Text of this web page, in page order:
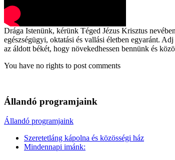
Drága Istenünk, kérünk Téged Jézus Krisztus
egészségügyi, oktatási és vallási életben egyaránt.
az áldott békét, hogy növekedhessen bennünk és
You have no rights to post comments
Állandó programjaink
Állandó programjaink
Szeretetláng kápolna és közösségi ház
Mindennapi imánk: